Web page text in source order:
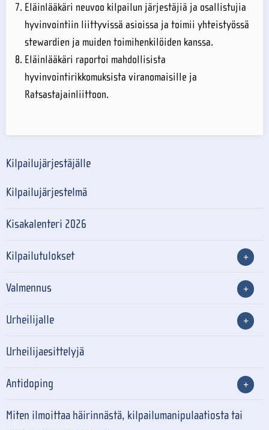
Eläinlääkäri neuvoo kilpailun järjestäjiä ja osallistujia
hyvinvointiin liittyvissä asioissa ja toimii yhteistyössä
stewardien ja muiden toimihenkilöiden kanssa.
Eläinlääkäri raportoi mahdollisista
hyvinvointirikkomuksista viranomaisille ja
Ratsastajainliittoon.
Kilpailujärjestäjälle
Kilpailujärjestelmä
Kisakalenteri 2026
Kilpailutulokset
Valmennus
Urheilijalle
Urheilijaesittelyjä
Antidoping
Miten ilmoittaa häirinnästä, kilpailumanipulaatiosta tai